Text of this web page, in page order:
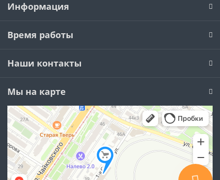
Информация
Время работы
Наши контакты
Мы на карте